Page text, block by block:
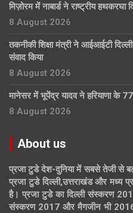
मिज़ोरम में नाबार्ड ने राष्ट्रीय
8 August 2026
तकनीकी शिक्षा मंत्री ने आईआईटी
संवाद किया
8 August 2026
मानेसर में भूपेंद्र यादव ने हरियाणा के
8 August 2026
About us
प्रजा टुडे देश-दुनिया में सबसे तेजी से
प्रजा टुडे दिल्ली,उत्तराखंड और मध्य
है। प्रजा टुडे का दिल्ली संस्करण
संस्करण 2017 और मैगजीन भी 2016